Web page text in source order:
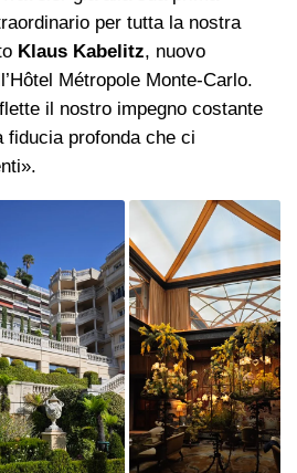
per tutta la nostra
Klaus Kabelitz, nuovo
Métropole Monte-Carlo.
il nostro impegno costante
fiducia profonda che ci